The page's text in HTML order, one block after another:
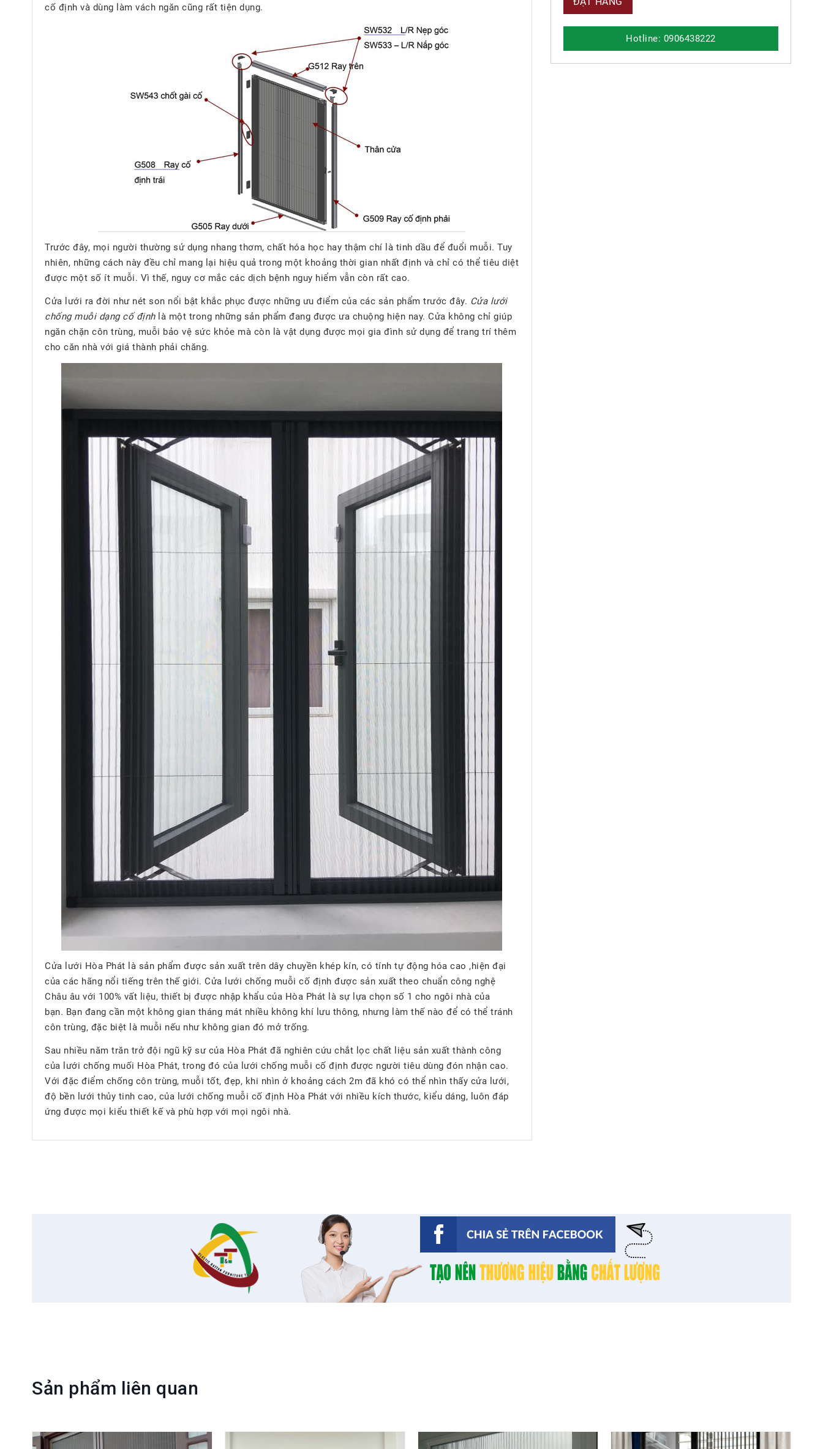
cố định và dùng làm vách ngăn cũng rất tiện dụng.
Trước đây, mọi người thường sử dụng nhang thơm, chất hóa học hay thậm chí là tinh dầu để đuổi muỗi. Tuy
nhiên, những cách này đều chỉ mang lại hiệu quả trong một khoảng thời gian nhất định và chỉ có thể tiêu diệt
được một số ít muỗi. Vì thế, nguy cơ mắc các dịch bệnh nguy hiểm vẫn còn rất cao.
Cửa lưới ra đời như nét son nổi bật khắc phục được những ưu điểm của các sản phẩm trước đây. Cửa lưới
chống muỗi dạng cố định là một trong những sản phẩm đang được ưa chuộng hiện nay. Cửa không chỉ giúp
ngăn chặn côn trùng, muỗi bảo vệ sức khỏe mà còn là vật dụng được mọi gia đình sử dụng để trang trí thêm
cho căn nhà với giá thành phải chăng.
Cửa lưới Hòa Phát là sản phẩm được sản xuất trên dây chuyền khép kín, có tính tự động hóa cao ,hiện đại
của các hãng nổi tiếng trên thế giới. Cửa lưới chống muỗi cố định được sản xuất theo chuẩn công nghệ
Châu âu với 100% vất liệu, thiết bị được nhập khẩu của Hòa Phát là sự lựa chọn số 1 cho ngôi nhà của
bạn. Bạn đang cần một không gian tháng mát nhiều không khí lưu thông, nhưng làm thế nào để có thể tránh
côn trùng, đặc biệt là muỗi nếu như không gian đó mở trống.
Sau nhiều năm trăn trở đội ngũ kỹ sư của Hòa Phát đã nghiên cứu chắt lọc chất liệu sản xuất thành công
của lưới chống muối Hòa Phát, trong đó của lưới chống muỗi cố định được người tiêu dùng đón nhận cao.
Với đặc điểm chống côn trùng, muỗi tốt, đẹp, khi nhìn ở khoảng cách 2m đã khó có thể nhìn thấy cửa lưới,
độ bền lưới thủy tinh cao, của lưới chống muỗi cố định Hòa Phát với nhiều kích thước, kiểu dáng, luôn đáp
ứng được mọi kiểu thiết kế và phù hợp với mọi ngôi nhà.
Hotline: 0906438222
Sản phẩm liên quan